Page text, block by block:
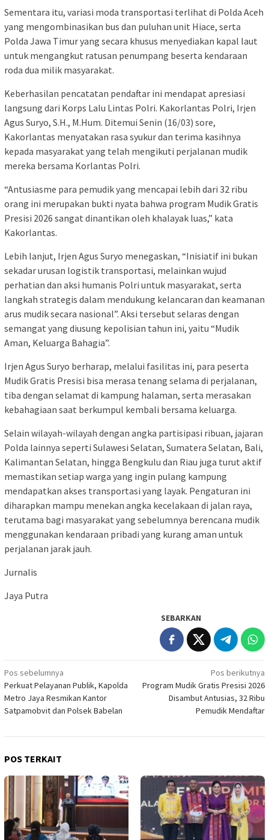
Sementara itu, variasi moda transportasi terlihat di Polda Aceh
yang mengombinasikan bus dan puluhan unit Hiace, serta
Polda Jawa Timur yang secara khusus menyediakan kapal laut
untuk mengangkut ratusan penumpang beserta kendaraan
roda dua milik masyarakat.
Keberhasilan pencatatan pendaftar ini mendapat apresiasi
langsung dari Korps Lalu Lintas Polri. Kakorlantas Polri, Irjen
Agus Suryo, S.H., M.Hum. Ditemui Senin (16/03) sore,
Kakorlantas menyatakan rasa syukur dan terima kasihnya
kepada masyarakat yang telah mengikuti perjalanan mudik
mereka bersama Korlantas Polri.
“Antusiasme para pemudik yang mencapai lebih dari 32 ribu
orang ini merupakan bukti nyata bahwa program Mudik Gratis
Presisi 2026 sangat dinantikan oleh khalayak luas,” kata
Kakorlantas.
Lebih lanjut, Irjen Agus Suryo menegaskan, “Inisiatif ini bukan
sekadar urusan logistik transportasi, melainkan wujud
perhatian dan aksi humanis Polri untuk masyarakat, serta
langkah strategis dalam mendukung kelancaran dan keamanan
arus mudik secara nasional”. Aksi tersebut selaras dengan
semangat yang diusung kepolisian tahun ini, yaitu “Mudik
Aman, Keluarga Bahagia”.
Irjen Agus Suryo berharap, melalui fasilitas ini, para peserta
Mudik Gratis Presisi bisa merasa tenang selama di perjalanan,
tiba dengan selamat di kampung halaman, serta merasakan
kebahagiaan saat berkumpul kembali bersama keluarga.
Selain wilayah-wilayah dengan angka partisipasi ribuan, jajaran
Polda lainnya seperti Sulawesi Selatan, Sumatera Selatan, Bali,
Kalimantan Selatan, hingga Bengkulu dan Riau juga turut aktif
memastikan setiap warga yang ingin pulang kampung
mendapatkan akses transportasi yang layak. Pengaturan ini
diharapkan mampu menekan angka kecelakaan di jalan raya,
terutama bagi masyarakat yang sebelumnya berencana mudik
menggunakan kendaraan pribadi yang kurang aman untuk
perjalanan jarak jauh.
Jurnalis
Jaya Putra
SEBARKAN
Navigasi
pos
Pos sebelumnya
Perkuat Pelayanan Publik, Kapolda
Metro Jaya Resmikan Kantor
Satpamobvit dan Polsek Babelan
Pos berikutnya
Program Mudik Gratis Presisi 2026
Disambut Antusias, 32 Ribu
Pemudik Mendaftar
POS TERKAIT